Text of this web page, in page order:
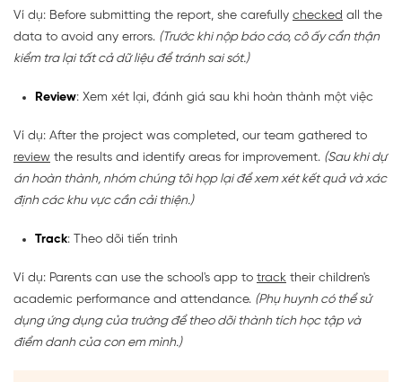
Ví dụ: Before submitting the report, she carefully checked all the
data to avoid any errors. (Trước khi nộp báo cáo, cô ấy cẩn thận
kiểm tra lại tất cả dữ liệu để tránh sai sót.)
Review: Xem xét lại, đánh giá sau khi hoàn thành một việc
Ví dụ: After the project was completed, our team gathered to
review the results and identify areas for improvement. (Sau khi dự
án hoàn thành, nhóm chúng tôi họp lại để xem xét kết quả và xác
định các khu vực cần cải thiện.)
Track: Theo dõi tiến trình
Ví dụ: Parents can use the school's app to track their children's
academic performance and attendance. (Phụ huynh có thể sử
dụng ứng dụng của trường để theo dõi thành tích học tập và
điểm danh của con em mình.)